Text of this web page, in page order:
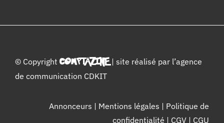
© Copyright COMPTAZINE| site réalisé par l’agence
de communication CDKIT
Annonceurs | Mentions légales | Politique de
confidentialité | CGV | CGU